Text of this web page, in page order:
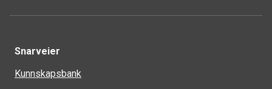
Snarveier
Kunnskapsbank